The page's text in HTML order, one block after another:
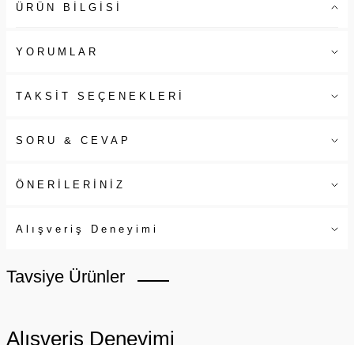
ÜRÜN BİLGİSİ
YORUMLAR
TAKSİT SEÇENEKLERİ
SORU & CEVAP
ÖNERİLERİNİZ
Alışveriş Deneyimi
Tavsiye Ürünler
Alışveriş Deneyimi